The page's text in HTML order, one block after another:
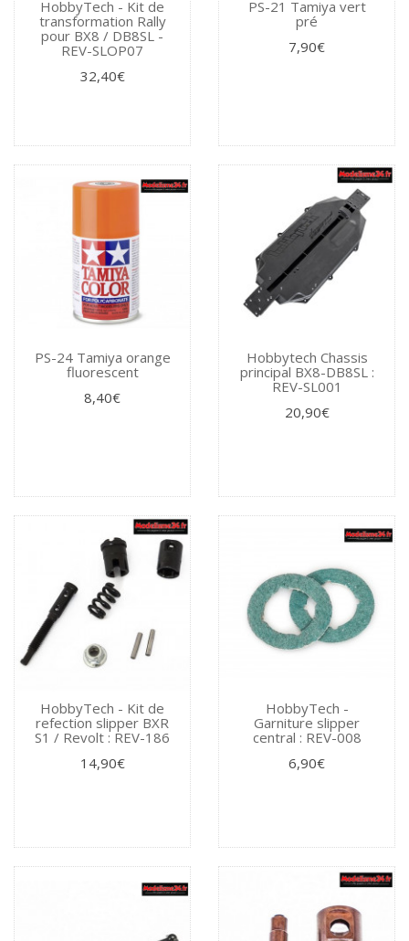
HobbyTech - Kit de
transformation Rally
pour BX8 / DB8SL -
REV-SLOP07
32,40€
PS-21 Tamiya vert
pré
7,90€
PS-24 Tamiya orange
fluorescent
8,40€
Hobbytech Chassis
principal BX8-DB8SL :
REV-SL001
20,90€
HobbyTech - Kit de
refection slipper BXR
S1 / Revolt : REV-186
14,90€
HobbyTech -
Garniture slipper
central : REV-008
6,90€